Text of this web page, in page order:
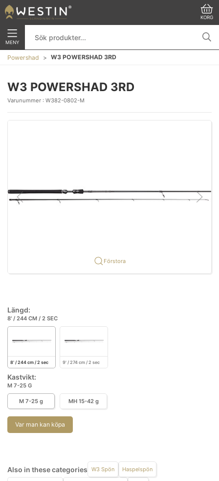
KORG
MENY
Powershad W3 POWERSHAD 3RD
W3 POWERSHAD 3RD
Varunummer : W382-0802-M
Förstora
Längd:
8' / 244 CM / 2 SEC
8' / 244 cm / 2 sec 9' / 274 cm / 2 sec
Kastvikt:
M 7-25 G
M 7-25 g MH 15-42 g
Var man kan köpa
Also in these categories W3 Spön Haspelspön